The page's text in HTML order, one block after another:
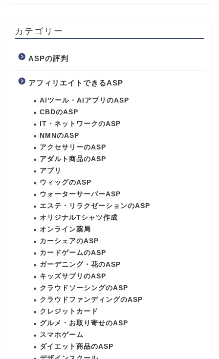
カテゴリー
ASPの評判
アフィリエイトできるASP
AIツール・AIアプリのASP
CBDのASP
IT・ネットワークのASP
NMNのASP
アクセサリーのASP
アダルト商品のASP
アプリ
ウィッグのASP
ウォーターサーバーASP
エステ・リラクゼーションのASP
オリジナルTシャツ作成
オンライン薬局
カーシェアのASP
カードゲームのASP
ガーデニング・花のASP
キッズサプリのASP
クラウドソーシングのASP
クラウドファンディングのASP
クレジットカード
グルメ・お取り寄せのASP
スマホゲーム
ダイエット商品のASP